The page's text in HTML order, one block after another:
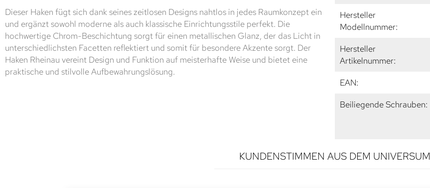
Dieser Haken fügt sich dank seines zeitlosen Designs nahtlos in jedes Raumkonzept ein
und ergänzt sowohl moderne als auch klassische Einrichtungsstile perfekt. Die
hochwertige Chrom-Beschichtung sorgt für einen metallischen Glanz, der das Licht in
unterschiedlichsten Facetten reflektiert und somit für besondere Akzente sorgt. Der
Haken Rheinau vereint Design und Funktion auf meisterhafte Weise und bietet eine
praktische und stilvolle Aufbewahrungslösung.
Hersteller
Modellnummer:
Hersteller
Artikelnummer:
EAN:
Beiliegende Schrauben:
KUNDENSTIMMEN AUS DEM UNIVERSUM